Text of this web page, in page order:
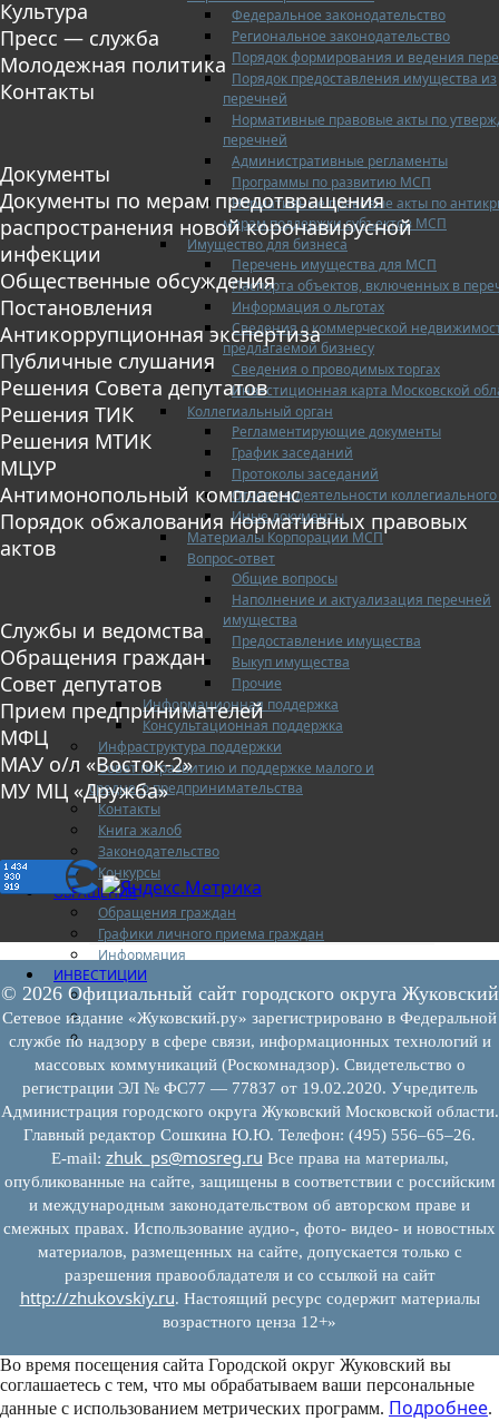
Федеральное законодательство
Региональное законодательство
Порядок формирования и ведения
Порядок предоставления имущества из
перечней
Нормативные правовые акты по
перечней
Административные регламенты
Программы по развитию МСП
Нормативные правовые акты по
мерам поддержки субъектов МСП
Имущество для бизнеса
Перечень имущества для МСП
Паспорта объектов, включенных в
Информация о льготах
Сведения о коммерческой
предлагаемой бизнесу
Сведения о проводимых торгах
Инвестиционная карта Московской
Коллегиальный орган
Регламентирующие документы
График заседаний
Протоколы заседаний
Отчеты о деятельности
Иные документы
Материалы Корпорации МСП
Вопрос-ответ
Общие вопросы
Наполнение и актуализация перечней
имущества
Предоставление имущества
Выкуп имущества
Прочие
Информационная поддержка
Консультационная поддержка
Инфраструктура поддержки
Совет по развитию и поддержке малого и
среднего предпринимательства
Контакты
Книга жалоб
Законодательство
Конкурсы
ОБРАЩЕНИЯ
Обращения граждан
Графики личного приема граждан
Информация
ИНВЕСТИЦИИ
Инвестиционный паспорт
Муниципально-частное партнерство
Новости инвестиций
Культура
Пресс — служба
Молодежная политика
Контакты
Документы
Документы по мерам предотвращения
распространения новой коронавирусной
инфекции
Общественные обсуждения
Постановления
Антикоррупционная экспертиза
Публичные слушания
Решения Совета депутатов
Решения ТИК
Решения МТИК
МЦУР
Антимонопольный комплаенс
Порядок обжалования нормативных правовых
актов
Службы и ведомства
Обращения граждан
Совет депутатов
Прием предпринимателей
МФЦ
МАУ о/л «Восток-2»
МУ МЦ «Дружба»
© 2026 Официальный сайт городского округа Жуковский
Сетевое издание «Жуковский.ру» зарегистрировано в Федеральной
службе по надзору в сфере связи, информационных технологий и
массовых коммуникаций (Роскомнадзор). Свидетельство о
регистрации ЭЛ № ФС77 — 77837 от 19.02.2020. Учредитель
Администрация городского округа Жуковский Московской области.
Главный редактор Сошкина Ю.Ю. Телефон: (495) 556–65–26.
E‑mail: zhuk_ps@mosreg.ru Все права на материалы,
опубликованные на сайте, защищены в соответствии с российским
и международным законодательством об авторском праве и
смежных правах. Использование аудио-, фото- видео- и новостных
материалов, размещенных на сайте, допускается только с
разрешения правообладателя и со ссылкой на сайт
http://zhukovskiy.ru. Настоящий ресурс содержит материалы
возрастного ценза 12+»
Во время посещения сайта Городской округ Жуковский вы
соглашаетесь с тем, что мы обрабатываем ваши персональные
данные с использованием метрических программ. Подробнее.